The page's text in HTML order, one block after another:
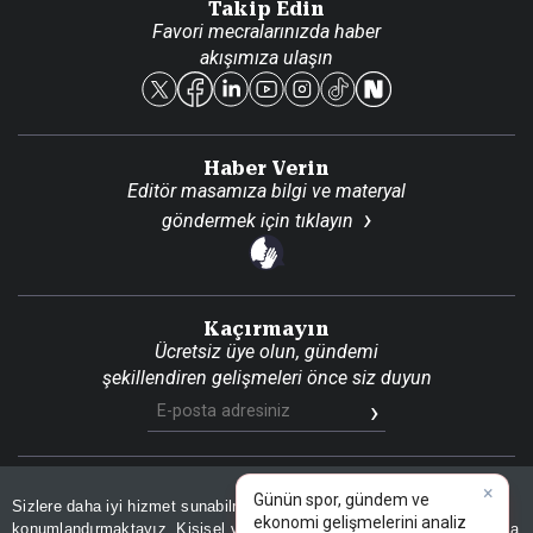
Sizlere daha iyi hizmet sunabilmek adına sitemizdeçerez
konumlandırmaktayız. Kişisel verileriniz, KVKK ve GDPR kapsamında
Reklam Ver
Takip Edin
Favori mecralarınızda haber
akışımıza ulaşın
Haber Verin
Editör masamıza bilgi ve materyal
göndermek için tıklayın
Kaçırmayın
Ücretsiz üye olun, gündemi
şekillendiren gelişmeleri önce siz duyun
Son DakikaSite Haritası RSSKVKK Aydınlatma Metni
Gizlilik PolitikasıÇerez Politikası
×
Günün spor, gündem ve
ekonomi gelişmelerini analiz